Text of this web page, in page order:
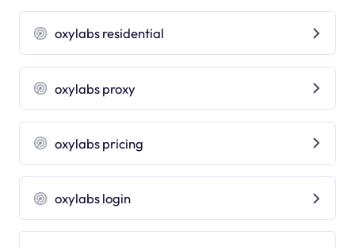
oxylabs residential
oxylabs proxy
oxylabs pricing
oxylabs login